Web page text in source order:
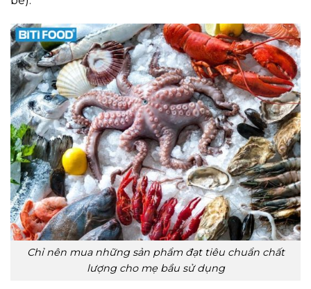
Chỉ nên mua những sản phẩm đạt tiêu chuẩn chất
lượng cho mẹ bầu sử dụng